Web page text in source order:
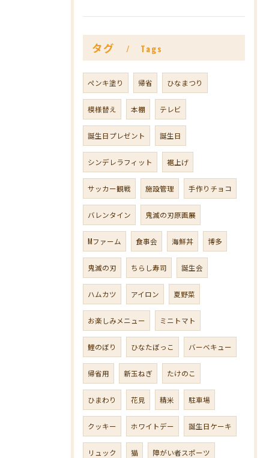
タグ Tags
ペンキ塗り 帰省 ひなまつり
模様替え 本棚 テレビ
誕生日プレゼント 誕生日
シンデレラフィット 裾上げ
サッカー観戦 施設管理 手作りチョコ
バレンタイン 鬼滅の刃原画展
Mファーム 食事会 海鮮丼 博多
鬼滅の刃 ちらし寿司 誕生会
ハムカツ アイロン 夏野菜
お楽しみメニュー ミニトマト
鯉のぼり ひなたぼっこ バーベキュー
帰省用 新玉ねぎ たけのこ
ひまわり 花見 精米 駐車場
クッキー ホワイトデー 誕生日ケーキ
リュック 猫 障がい者スポーツ